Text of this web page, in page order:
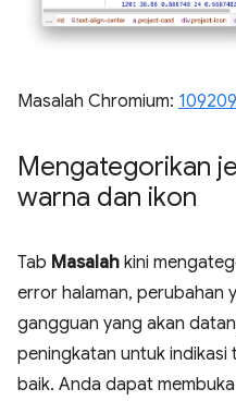
Masalah Chromium:
Mengategorikan
warna dan ikon
Tab Masalah kini
error halaman, perubahan
gangguan yang akan
peningkatan untuk indikasi
baik. Anda dapat